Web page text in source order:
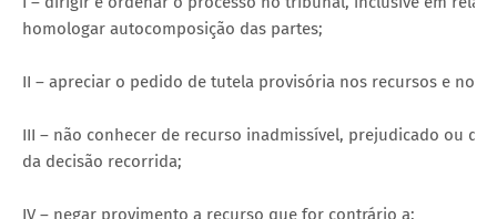
homologar autocomposição das partes;
II – apreciar o pedido de tutela provisória nos recursos e nos
III – não conhecer de recurso inadmissível, prejudicado ou
da decisão recorrida;
IV – negar provimento a recurso que for contrário a: